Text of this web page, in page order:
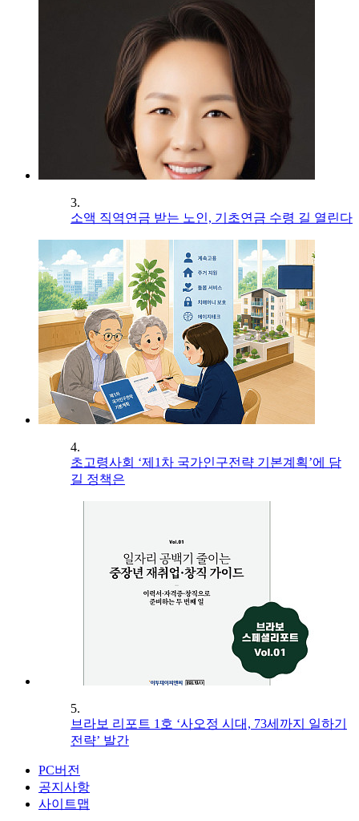
3.
소액 직역연금 받는 노인, 기초연금 수령 길 열린다
4.
초고령사회 ‘제1차 국가인구전략 기본계획’에 담
길 정책은
5.
브라보 리포트 1호 ‘사오정 시대, 73세까지 일하기
전략’ 발간
PC버전
공지사항
사이트맵